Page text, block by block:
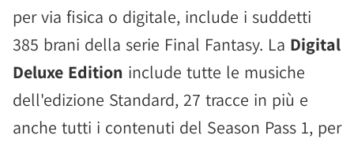
per via fisica o digitale, include i suddetti
385 brani della serie Final Fantasy. La Digital
Deluxe Edition include tutte le musiche
dell'edizione Standard, 27 tracce in più e
anche tutti i contenuti del Season Pass 1, per